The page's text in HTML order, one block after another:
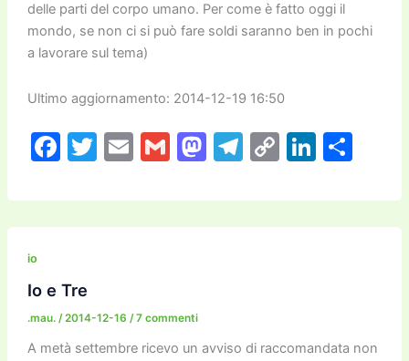
delle parti del corpo umano. Per come è fatto oggi il
mondo, se non ci si può fare soldi saranno ben in pochi
a lavorare sul tema)
Ultimo aggiornamento: 2014-12-19 16:50
F
c
e
o
o
k
T
itt
er
E
ai
l
G
ai
l
M
st
o
T
e
gr
C
p
y
Li
k
e
C
n
di
io
Io e Tre
.mau. /2014-12-16 /7 commenti
A metà settembre ricevo un avviso di raccomandata non